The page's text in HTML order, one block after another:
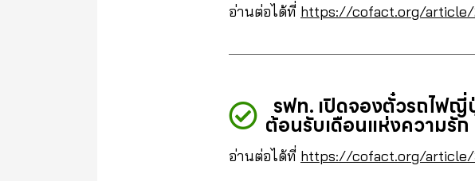
อ่านต่อได้ที่ https://cofact.org/article/
รฟท. เปิดจองตั๋วรถไฟ
ต้อนรับเดือนแห่งความรั
อ่านต่อได้ที่ https://cofact.org/article/